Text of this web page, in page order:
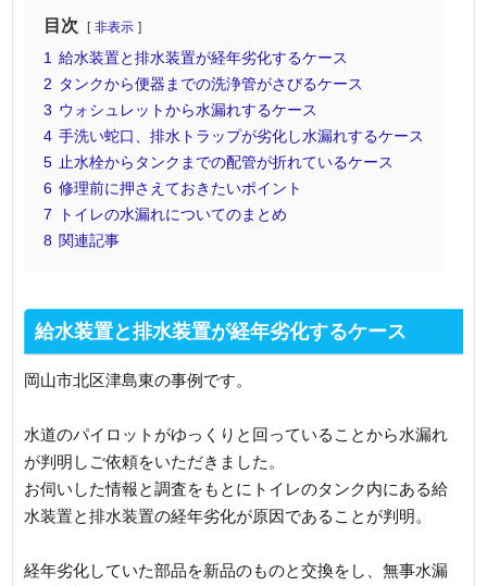
目次 非表示
1 給水装置と排水装置が経年劣化するケース
2 タンクから便器までの洗浄管がさびるケース
3 ウォシュレットから水漏れするケース
4 手洗い蛇口、排水トラップが劣化し水漏れするケース
5 止水栓からタンクまでの配管が折れているケース
6 修理前に押さえておきたいポイント
7
トイレの水漏れについてのまとめ
8 関連記事
給水装置と排水装置が経年劣化するケース
岡山市北区津島東の事例です。
水道のパイロットがゆっくりと回っていることから水漏れ
が判明しご依頼をいただきました。
お伺いした情報と調査をもとにトイレのタンク内にある給
水装置と排水装置の経年劣化が原因であることが判明。
経年劣化していた部品を新品のものと交換をし、無事水漏